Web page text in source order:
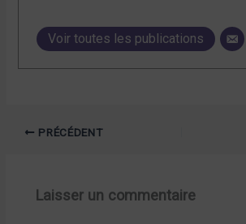
Voir toutes les publications
PRÉCÉDENT
Laisser un commentaire